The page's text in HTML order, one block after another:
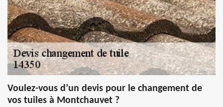
Voulez-vous d’un devis pour le changement de
vos tuiles à Montchauvet ?